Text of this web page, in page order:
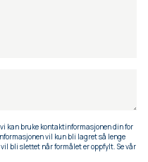
kan bruke kontaktinformasjonen din for
vil kun bli lagret så lenge
bli slettet når formålet er oppfylt. Se vår